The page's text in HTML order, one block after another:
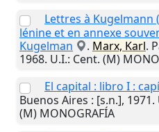
Lettres à Kugelmann
lénine et en annexe
Kugelman
. Marx, Karl.
1968. U.I.: Cent. (M)
El capital : libro I :
Buenos Aires : [s.n.], 1971.
(M) MONOGRAFÍA